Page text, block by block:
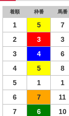
着順 枠番 馬番
1 5 7
2
3 3
3
4 6
4
5 8
5
1 1
6
7 11
7
6 10